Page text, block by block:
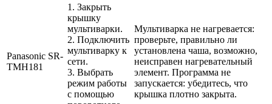
Panasonic SR-
TMH181
1. Закрыть
крышку
мультиварки.
2. Подключить
мультиварку к
сети.
3. Выбрать
режим работы
с помощью
Мультиварка не нагревается:
проверьте, правильно ли
установлена чаша, возможно,
неисправен нагревательный
элемент. Программа не
запускается: убедитесь, что
крышка плотно закрыта.